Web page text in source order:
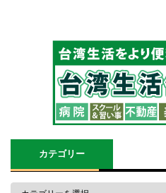
カテゴリー